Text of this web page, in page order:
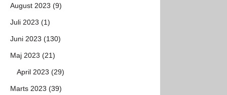
August 2023 (9)
Juli 2023 (1)
Juni 2023 (130)
Maj 2023 (21)
April 2023 (29)
Marts 2023 (39)